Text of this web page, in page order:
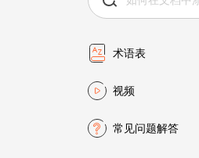
术语表
视频
常见问题解答